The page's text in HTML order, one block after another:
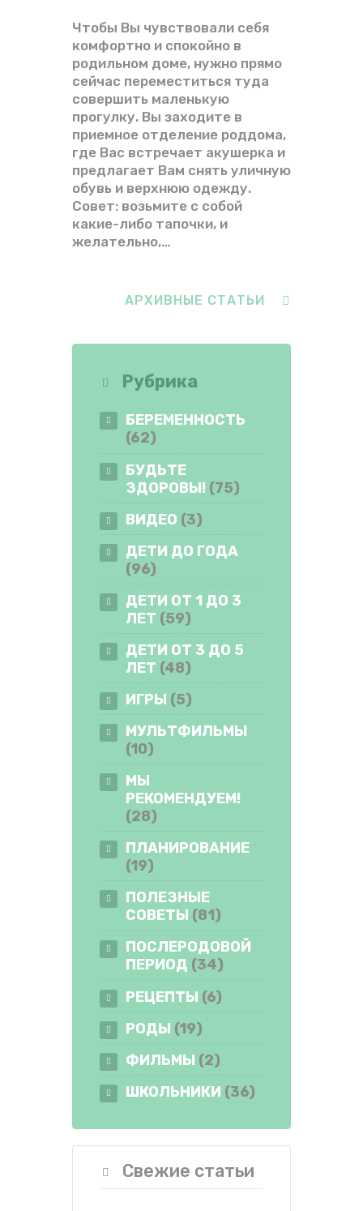
Чтобы Вы чувствовали себя
комфортно и спокойно в
родильном доме, нужно прямо
сейчас переместиться туда
совершить маленькую
прогулку. Вы заходите в
приемное отделение роддома,
где Вас встречает акушерка и
предлагает Вам снять уличную
обувь и верхнюю одежду.
Совет: возьмите с собой
какие-либо тапочки, и
желательно,…
АРХИВНЫЕ СТАТЬИ
Рубрика
БЕРЕМЕННОСТЬ
(62)
БУДЬТЕ
ЗДОРОВЫ! (75)
ВИДЕО (3)
ДЕТИ ДО ГОДА
(96)
ДЕТИ ОТ 1 ДО 3
ЛЕТ (59)
ДЕТИ ОТ 3 ДО 5
ЛЕТ (48)
ИГРЫ (5)
МУЛЬТФИЛЬМЫ
(10)
МЫ
РЕКОМЕНДУЕМ!
(28)
ПЛАНИРОВАНИЕ
(19)
ПОЛЕЗНЫЕ
СОВЕТЫ (81)
ПОСЛЕРОДОВОЙ
ПЕРИОД (34)
РЕЦЕПТЫ (6)
РОДЫ (19)
ФИЛЬМЫ (2)
ШКОЛЬНИКИ (36)
Свежие статьи